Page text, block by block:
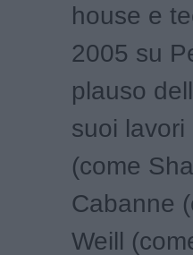
house e
2005 su
plauso
suoi
(come
Cabanne
Weill